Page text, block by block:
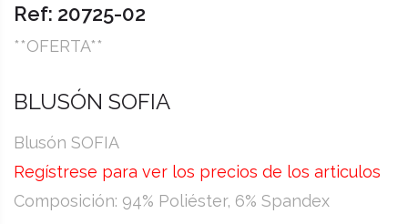
Ref: 20725-02
**OFERTA**
BLUSÓN SOFIA
Blusón SOFIA
Regístrese para ver los precios de los articulos
Composición: 94% Poliéster, 6% Spandex